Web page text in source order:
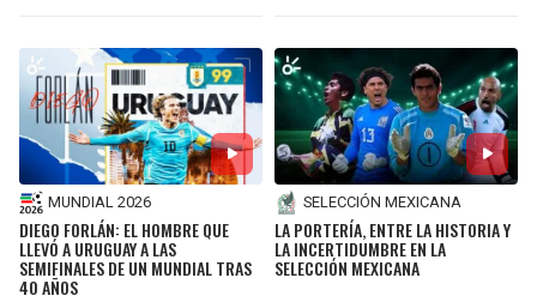
COWBOYS
GIANTS
EAGLES
COMMANDERS
CLIPPERS
LAKERS
SUNS
KINGS
MUNDIAL 2026
DIEGO FORLÁN: EL HOMBRE QUE
LLEVÓ A URUGUAY A LAS
SEMIFINALES DE UN MUNDIAL TRAS
40 AÑOS
SELECCIÓN MEXICANA
LA PORTERÍA, ENTRE LA HISTORIA Y
LA INCERTIDUMBRE EN LA
SELECCIÓN MEXICANA